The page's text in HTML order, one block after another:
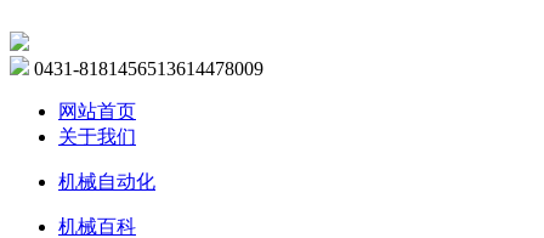
0431-8181456513614478009
网站首页
关于我们
机械自动化
机械百科